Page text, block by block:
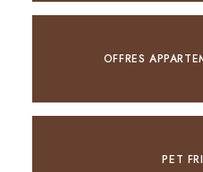
OFFRES
PET